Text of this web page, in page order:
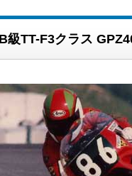
TT-F3クラス